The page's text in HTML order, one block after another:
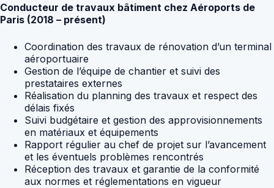
Conducteur de travaux bâtiment chez Aéroports de
Paris (2018 – présent)
Coordination des travaux de rénovation d’un terminal
aéroportuaire
Gestion de l’équipe de chantier et suivi des
prestataires externes
Réalisation du planning des travaux et respect des
délais fixés
Suivi budgétaire et gestion des approvisionnements
en matériaux et équipements
Rapport régulier au chef de projet sur l’avancement
et les éventuels problèmes rencontrés
Réception des travaux et garantie de la conformité
aux normes et réglementations en vigueur